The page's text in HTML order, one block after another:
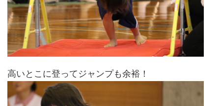
高いとこに登ってジャンプも余裕！